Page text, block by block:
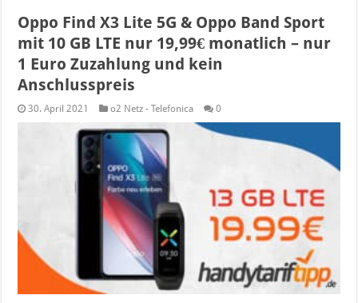
Oppo Find X3 Lite 5G & Oppo Band Sport
mit 10 GB LTE nur 19,99€ monatlich – nur
1 Euro Zuzahlung und kein
Anschlusspreis
30. April 2021 o2 Netz - Telefonica 0